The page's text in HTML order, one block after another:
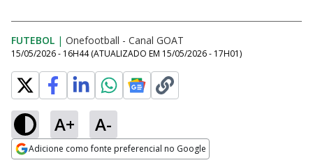
FUTEBOL | Onefootball - Canal GOAT
15/05/2026 - 16H44 (ATUALIZADO EM 15/05/2026 - 17H01)
A+ A-
Adicione como fonte preferencial no Google